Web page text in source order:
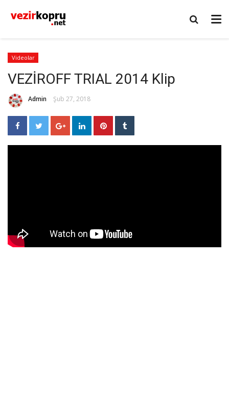
Videolar
VEZİROFF TRIAL 2014 Klip
Admin Şub 27, 2018